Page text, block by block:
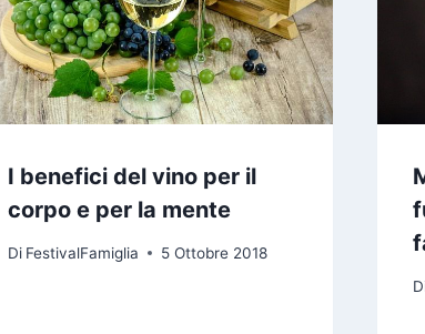
I benefici del vino per il
corpo e per la mente
Di FestivalFamiglia 5 Ottobre 2018